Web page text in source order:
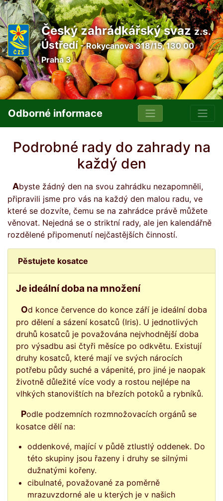
Český zahrádkářský svazz.s.
Ústředí- Rokycanova 318/15, 130 00
Praha 3
Odborné informace
Podrobné rady do zahrady na
každý den
Abyste žádný den na svou zahrádku nezapomněli,
připravili jsme pro vás na každý den malou radu, ve
které se dozvíte, čemu se na zahrádce právě můžete
věnovat. Nejedná se o striktní rady, ale jen kalendářně
rozdělené připomenutí nejčastějších činností.
Pěstujete kosatce
Je ideální doba na množení
Od konce července do konce září je ideální doba
pro dělení a sázení kosatců (Iris). U jednotlivých
druhů kosatců je považována nejvhodnější doba
pro výsadbu asi čtyři měsíce po odkvětu. Existují
druhy kosatců, které mají ve svých nárocích
potřebu půdy suché a vápenité, pro jiné je naopak
životně důležité více vody a rostou nejlépe na
vlhkých stanovištích na březích potoků a rybníků.
Podle podzemních rozmnožovacích orgánů se
kosatce dělí na:
oddenkové, mající v půdě ztlustlý oddenek. Do
této skupiny jsou řazeny i druhy se silnými
dužnatými kořeny.
cibulnaté, považované za poměrně
mrazuvzdorné ale u kterých je v našich